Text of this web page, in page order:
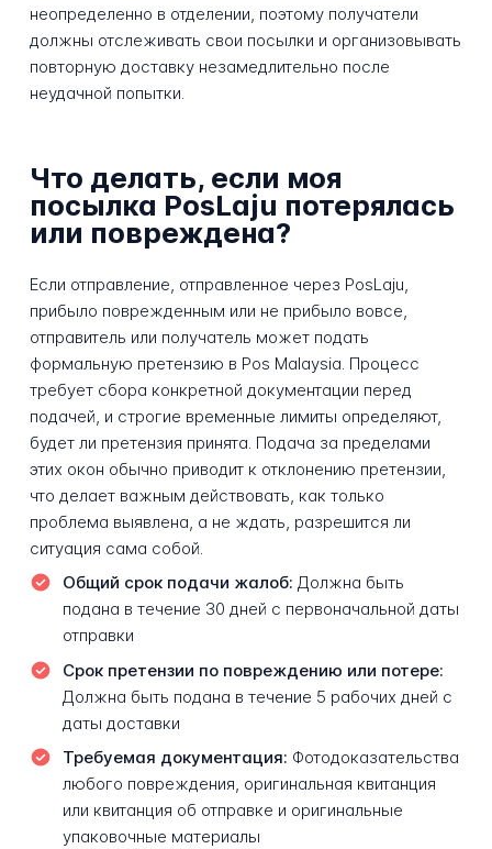
неопределенно в отделении, поэтому получатели
должны отслеживать свои посылки и организовывать
повторную доставку незамедлительно после
неудачной попытки.
Что делать, если моя
посылка PosLaju потерялась
или повреждена?
Если отправление, отправленное через PosLaju,
прибыло поврежденным или не прибыло вовсе,
отправитель или получатель может подать
формальную претензию в Pos Malaysia. Процесс
требует сбора конкретной документации перед
подачей, и строгие временные лимиты определяют,
будет ли претензия принята. Подача за пределами
этих окон обычно приводит к отклонению претензии,
что делает важным действовать, как только
проблема выявлена, а не ждать, разрешится ли
ситуация сама собой.
Общий срок подачи жалоб: Должна быть
подана в течение 30 дней с первоначальной даты
отправки
Срок претензии по повреждению или потере:
Должна быть подана в течение 5 рабочих дней с
даты доставки
Требуемая документация: Фотодоказательства
любого повреждения, оригинальная квитанция
или квитанция об отправке и оригинальные
упаковочные материалы